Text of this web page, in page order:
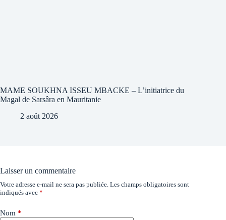
MAME SOUKHNA ISSEU MBACKE – L’initiatrice du
Magal de Sarsâra en Mauritanie
2 août 2026
Laisser un commentaire
Votre adresse e-mail ne sera pas publiée. Les champs obligatoires sont
indiqués avec *
Nom *